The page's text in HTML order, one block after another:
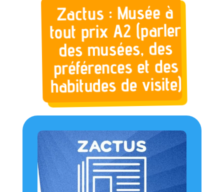
Zactus : Musée à
tout prix A2 (parler
des musées, des
préférences et des
habitudes de visite)